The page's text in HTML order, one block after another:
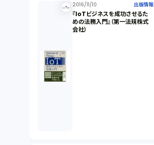
2016/11/10 出版情報
『IoTビジネスを成功させるた
めの法務入門』（第一法規株式
会社）